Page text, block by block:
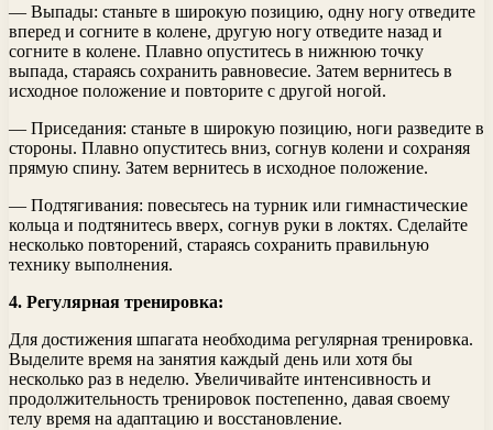
— Выпады: станьте в широкую позицию, одну ногу отведите
вперед и согните в колене, другую ногу отведите назад и
согните в колене. Плавно опуститесь в нижнюю точку
выпада, стараясь сохранить равновесие. Затем вернитесь в
исходное положение и повторите с другой ногой.
— Приседания: станьте в широкую позицию, ноги разведите в
стороны. Плавно опуститесь вниз, согнув колени и сохраняя
прямую спину. Затем вернитесь в исходное положение.
— Подтягивания: повесьтесь на турник или гимнастические
кольца и подтянитесь вверх, согнув руки в локтях. Сделайте
несколько повторений, стараясь сохранить правильную
технику выполнения.
4. Регулярная тренировка:
Для достижения шпагата необходима регулярная тренировка.
Выделите время на занятия каждый день или хотя бы
несколько раз в неделю. Увеличивайте интенсивность и
продолжительность тренировок постепенно, давая своему
телу время на адаптацию и восстановление.